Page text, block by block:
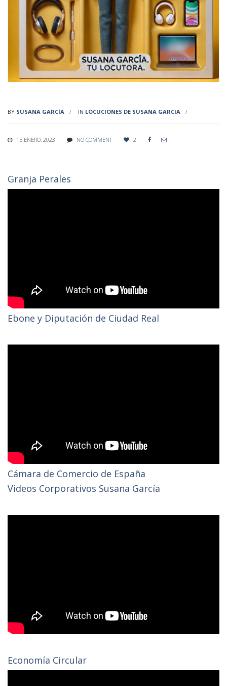
BY SUSANA GARCÍA IN LOCUCIONES DE SUSANA GARCIA
15 ENERO, 2023 NO COMMENT 2  
Granja Perales
Ebone y Diputación de Ciudad Real
Cámara de Comercio de España
Videos Corporativos Susana García
Economía Circular